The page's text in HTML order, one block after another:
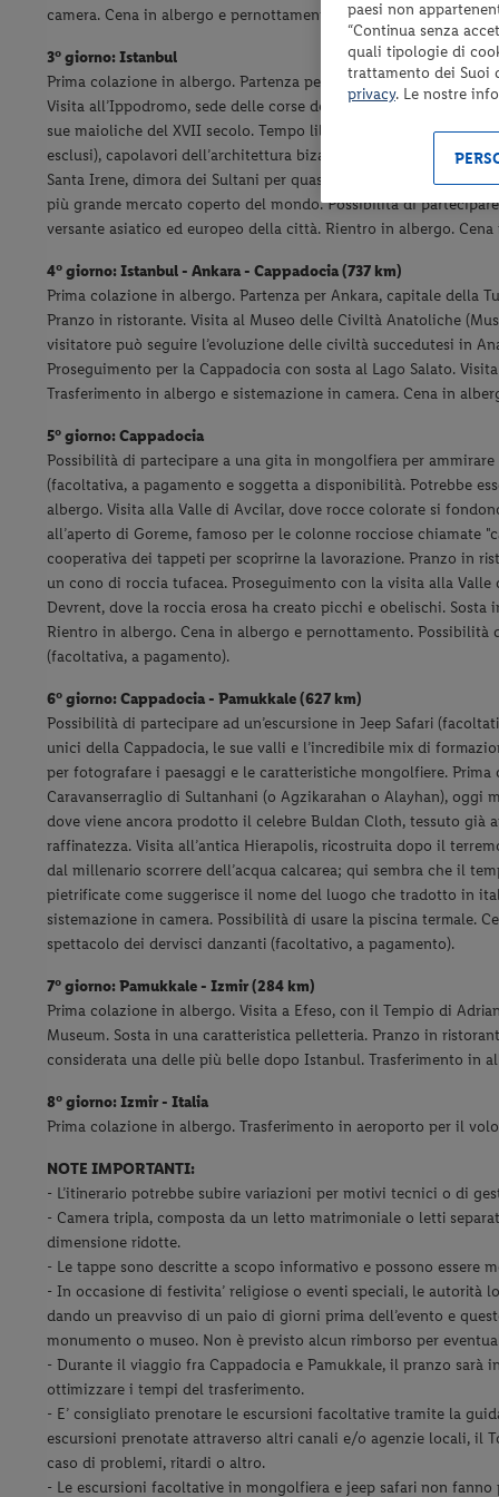
camera. Cena in albergo e pernottamento.
3° giorno: Istanbul
Prima colazione in albergo. Partenza per la penisola antica.
Visita all’Ippodromo, sede delle corse delle bighe; agli obelischi
sue maioliche del XVII secolo. Tempo libero per visitare
esclusi), capolavori dell’architettura bizantina. Pranzo in
Santa Irene, dimora dei Sultani per quasi quattro secoli, che
più grande mercato coperto del mondo. Possibilità di
versante asiatico ed europeo della città. Rientro in albergo.
4° giorno: Istanbul - Ankara - Cappadocia (737 km)
Prima colazione in albergo. Partenza per Ankara, capitale della
Pranzo in ristorante. Visita al Museo delle Civiltà Anatoliche
visitatore può seguire l’evoluzione delle civiltà succedutesi in
Proseguimento per la Cappadocia con sosta al Lago Salato.
Trasferimento in albergo e sistemazione in camera. Cena in
5° giorno: Cappadocia
Possibilità di partecipare a una gita in mongolfiera per
(facoltativa, a pagamento e soggetta a disponibilità. Potrebbe
albergo. Visita alla Valle di Avcilar, dove rocce colorate si
all’aperto di Goreme, famoso per le colonne rocciose chiamate
cooperativa dei tappeti per scoprirne la lavorazione. Pranzo in
un cono di roccia tufacea. Proseguimento con la visita alla
Devrent, dove la roccia erosa ha creato picchi e obelischi.
Rientro in albergo. Cena in albergo e pernottamento.
(facoltativa, a pagamento).
6° giorno: Cappadocia - Pamukkale (627 km)
Possibilità di partecipare ad un’escursione in Jeep Safari
unici della Cappadocia, le sue valli e l’incredibile mix di
per fotografare i paesaggi e le caratteristiche mongolfiere.
Caravanserraglio di Sultanhani (o Agzikarahan o Alayhan), oggi
dove viene ancora prodotto il celebre Buldan Cloth, tessuto già
raffinatezza. Visita all’antica Hierapolis, ricostruita dopo il
dal millenario scorrere dell’acqua calcarea; qui sembra che il
pietrificate come suggerisce il nome del luogo che tradotto in
sistemazione in camera. Possibilità di usare la piscina termale.
spettacolo dei dervisci danzanti (facoltativo, a pagamento).
7° giorno: Pamukkale - Izmir (284 km)
Prima colazione in albergo. Visita a Efeso, con il Tempio di
Museum. Sosta in una caratteristica pelletteria. Pranzo in
considerata una delle più belle dopo Istanbul. Trasferimento in
8° giorno: Izmir - Italia
Prima colazione in albergo. Trasferimento in aeroporto per il
NOTE IMPORTANTI:
- L’itinerario potrebbe subire variazioni per motivi tecnici o di
- Camera tripla, composta da un letto matrimoniale o letti
dimensione ridotte.
- Le tappe sono descritte a scopo informativo e possono
- In occasione di festivita’ religiose o eventi speciali, le
dando un preavviso di un paio di giorni prima dell’evento e
monumento o museo. Non è previsto alcun rimborso per
- Durante il viaggio fra Cappadocia e Pamukkale, il pranzo
ottimizzare i tempi del trasferimento.
- E’ consigliato prenotare le escursioni facoltative tramite la
escursioni prenotate attraverso altri canali e/o agenzie locali, il
caso di problemi, ritardi o altro.
- Le escursioni facoltative in mongolfiera e jeep safari non
paesi non
“Continua senza
quali tipologie di
trattamento dei Suoi
privacy. Le nostre